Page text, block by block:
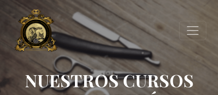
NUESTROS CURSOS